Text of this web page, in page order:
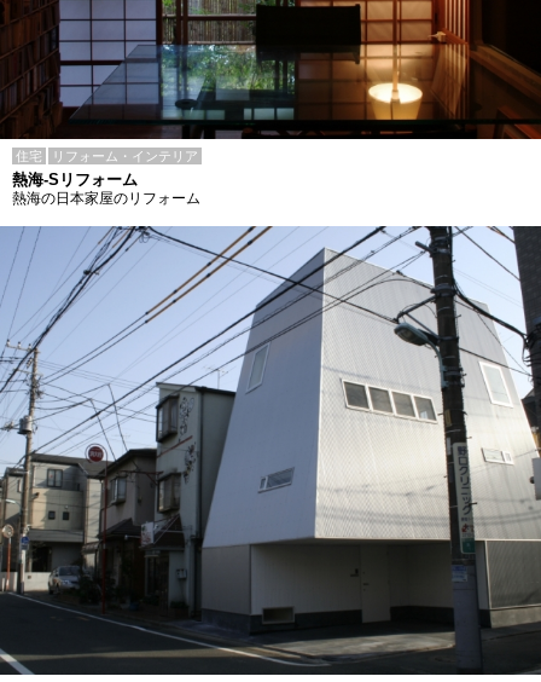
住宅 リフォーム・インテリア
熱海-Sリフォーム
熱海の日本家屋のリフォーム